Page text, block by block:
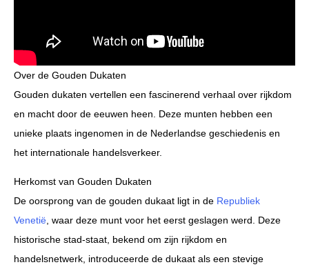
Over de Gouden Dukaten
Gouden dukaten vertellen een fascinerend verhaal over rijkdom
en macht door de eeuwen heen. Deze munten hebben een
unieke plaats ingenomen in de Nederlandse geschiedenis en
het internationale handelsverkeer.
Herkomst van Gouden Dukaten
De oorsprong van de gouden dukaat ligt in de Republiek
Venetië, waar deze munt voor het eerst geslagen werd. Deze
historische stad-staat, bekend om zijn rijkdom en
handelsnetwerk, introduceerde de dukaat als een stevige